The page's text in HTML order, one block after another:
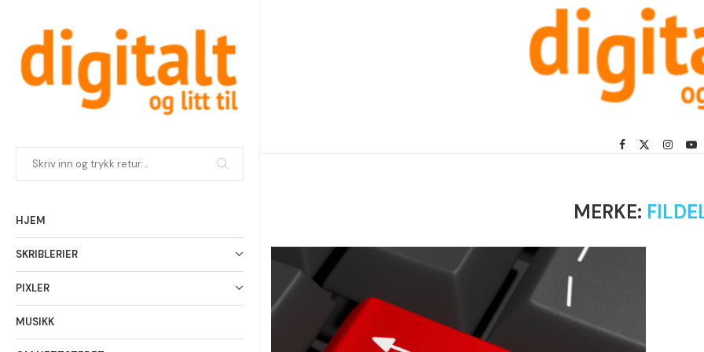
HJEM
SKRIBLERIER
PIXLER
MUSIKK
MERKE: